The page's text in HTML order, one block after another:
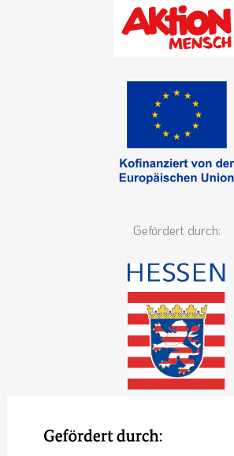
Gefördert durch: